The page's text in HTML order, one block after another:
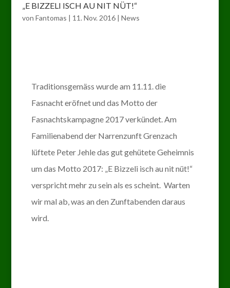
„E BIZZELI ISCH AU NIT NÜT!“
von Fantomas | 11. Nov. 2016| News
Traditionsgemäss wurde am 11.11. die
Fasnacht eröfnet und das Motto der
Fasnachtskampagne 2017 verkündet. Am
Familienabend der Narrenzunft Grenzach
lüftete Peter Jehle das gut gehütete Geheimnis
um das Motto 2017: „E Bizzeli isch au nit nüt!“
verspricht mehr zu sein als es scheint. Warten
wir mal ab, was an den Zunftabenden daraus
wird.